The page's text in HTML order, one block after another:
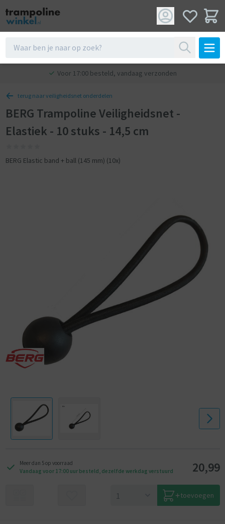
Voor 17:00 besteld, vandaag verzonden
terug naar veiligheidsnet onderdelen
BERG Trampoline Veiligheidsnet -
Elastiek - 10 stuks - 14,5 cm
BERG Elastic band + ball (145 mm) (10x)
Meer dan 5 op voorraad
Vandaag voor 17:00 uur besteld, dezelfde werkdag verstuurd
20,99
toevoegen